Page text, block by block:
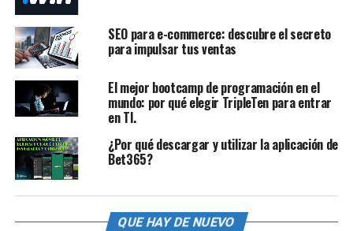
SEO para e-commerce: descubre el secreto
para impulsar tus ventas
El mejor bootcamp de programación en el
mundo: por qué elegir TripleTen para entrar
en TI.
¿Por qué descargar y utilizar la aplicación de
Bet365?
QUE HAY DE NUEVO